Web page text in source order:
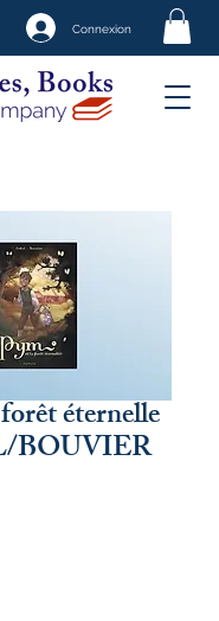
Connexion
éternelle
BOUVIER